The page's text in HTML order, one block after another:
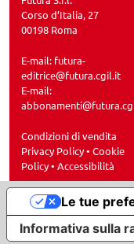
Corso d’Italia, 27
00198 Roma
E-mail: futura-
editrice@futura.cgil.it
E-mail:
Condizioni di vendita
Privacy Policy• Cookie
Policy• Accessibilità
Informativa sulla
Le tue